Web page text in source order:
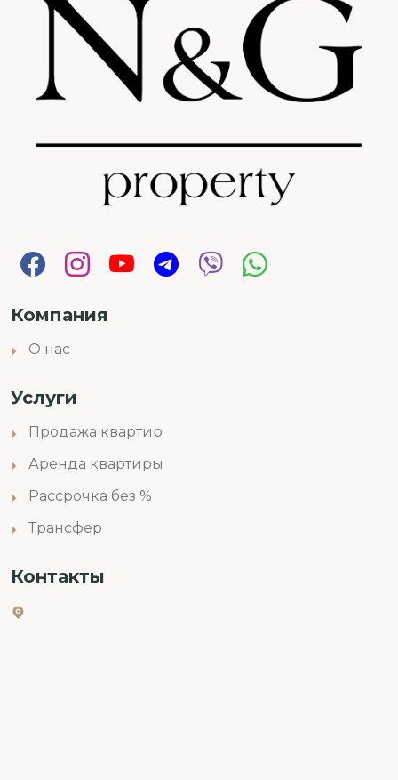
Компания
О нас
Услуги
Продажа квартир
Аренда квартиры
Рассрочка без %
Трансфер
Контакты